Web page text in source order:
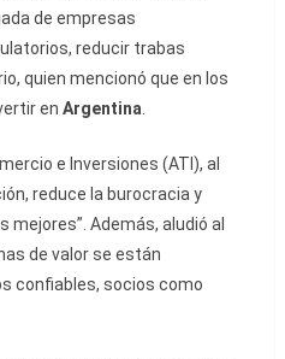
de empresas
reducir trabas
quien mencionó que en los
en Argentina.
e Inversiones (ATI), al
reduce la burocracia y
Además, aludió al
de valor se están
confiables, socios como